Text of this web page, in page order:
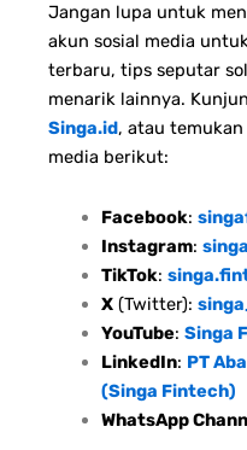
Jangan lupa untuk
akun sosial media
terbaru, tips seputar
menarik lainnya.
Singa.id, atau
media berikut:
Facebook:
Instagram:
TikTok:
X(Twitter):
YouTube: Singa
LinkedIn: PT
(Singa Fintech)
WhatsApp